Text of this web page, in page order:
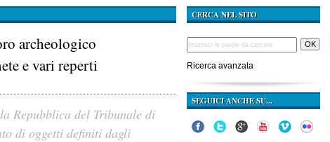
archeologico
e vari reperti
Repubblica del Tribunale di
di oggetti definiti dagli
CERCA NEL SITO
Ricerca avanzata
SEGUICI ANCHE SU...